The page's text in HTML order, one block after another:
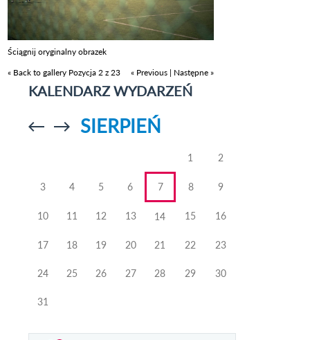
Ściągnij oryginalny obrazek
« Back to gallery Pozycja 2 z 23 « Previous | Następne »
KALENDARZ WYDARZEŃ
Przejdź doPrzejdź do
SIERPIEŃ
1 2
3 4 5 6 7 8 9
10 11 12 13 14 15 16
17 18 19 20 21 22 23
24 25 26 27 28 29 30
31